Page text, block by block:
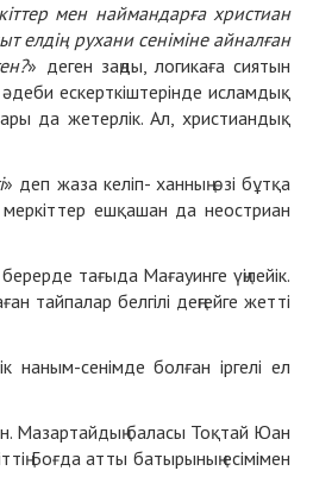
мен наймандарға христиан
елдің рухани сеніміне айналған
» деген заңды, логикаға сиятын
ескерткіштерінде исламдық
да жетерлік. Ал, христиандық
» деп жаза келіп- ханның өзі бұтқа
ешқашан да неостриан
тағыда Мағауинге үңілейік.
тайпалар белгілі деңгейге жетті
наным-сенімде болған іргелі ел
Мазартайдың баласы Тоқтай Юан
Боғда атты батырының есімімен